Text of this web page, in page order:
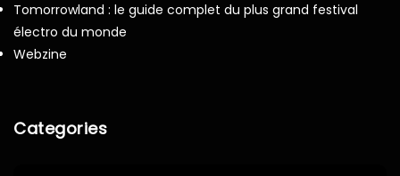
Tomorrowland : le guide complet du plus grand festival
électro du monde
Webzine
Categories